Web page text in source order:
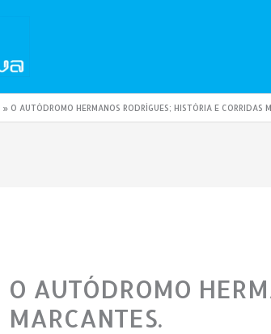
O AUTÓDROMO HERMANOS RODRÍGUES; HISTÓRIA E CORRIDAS
O AUTÓDROMO
MARCANTES.